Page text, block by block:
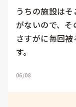
うちの施設は
がないので、そ
さすがに毎回
す。
06/08